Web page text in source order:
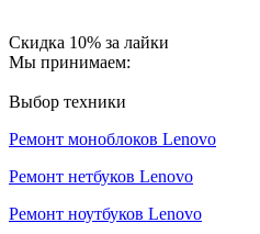
Скидка 10% за лайки
Мы принимаем:
Выбор техники
Ремонт моноблоков Lenovo
Ремонт нетбуков Lenovo
Ремонт ноутбуков Lenovo